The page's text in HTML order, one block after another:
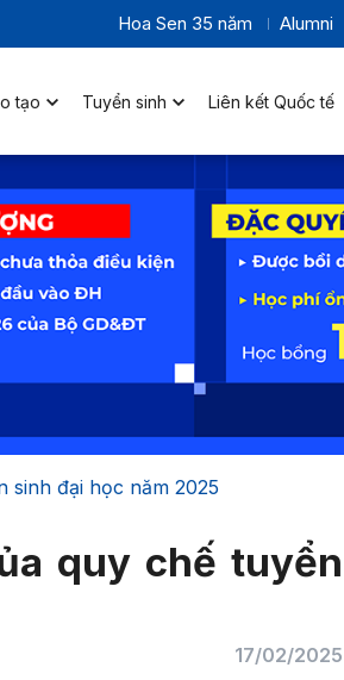
Hoa Sen 35 năm Alumni
tạo Tuyển sinh Liên kết Quốc tế
sinh đại học năm 2025
quy chế tuyển
17/02/2025